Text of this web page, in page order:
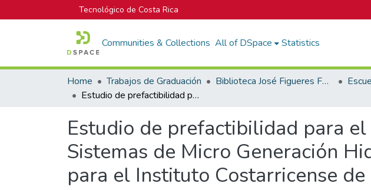
Tecnológico de Costa Rica
Communities & Collections All of DSpace Statistics
Home Trabajos de Graduación Biblioteca José Figueres Ferrer
Estudio de prefactibilidad para el Aprovechamiento Energético mediante Sistemas de Micro Generación Hidroeléctrica en líneas de agua potable para el Instituto Costarricense de Acueductos y Alcantarillados
Estudio de prefactibilidad para
Sistemas de Micro Generación
para el Instituto Costarricense